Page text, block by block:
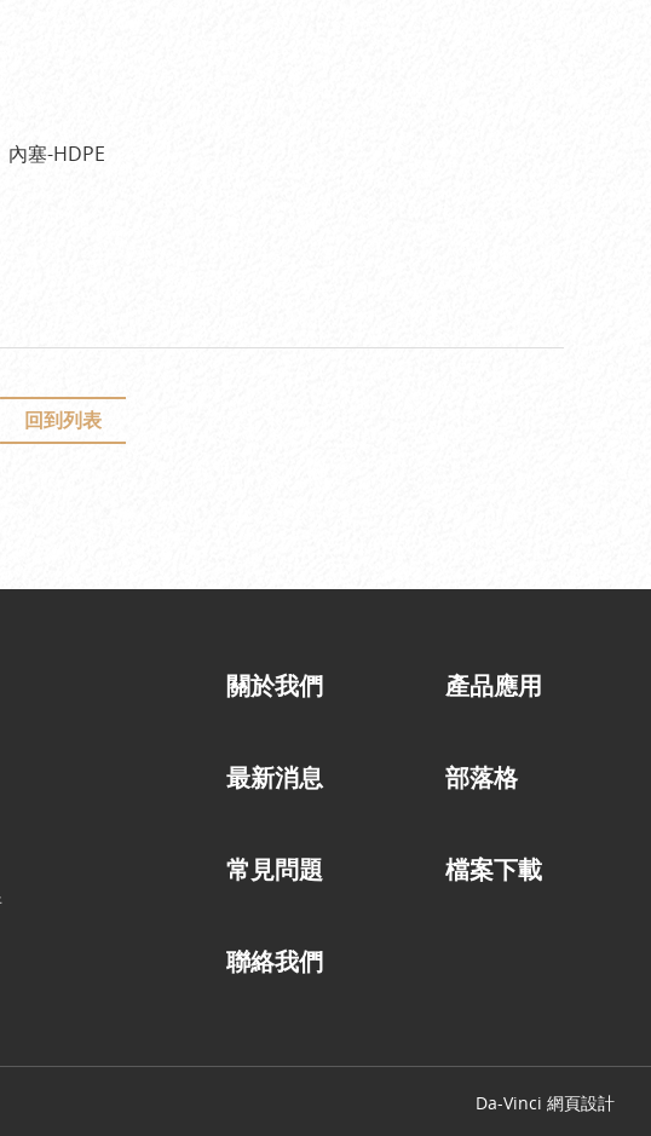
塞-HDPE
回到列表
關於我們 產品應用
最新消息 部落格
常見問題 檔案下載
聯絡我們
Da-Vinci 網頁設計